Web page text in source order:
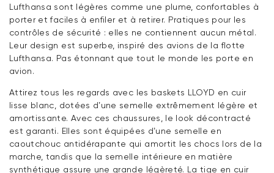
Lufthansa sont légères comme une plume, confortables à
porter et faciles à enfiler et à retirer. Pratiques pour les
contrôles de sécurité : elles ne contiennent aucun métal.
Leur design est superbe, inspiré des avions de la flotte
Lufthansa. Pas étonnant que tout le monde les porte en
avion.
Attirez tous les regards avec les baskets LLOYD en cuir
lisse blanc, dotées d’une semelle extrêmement légère et
amortissante. Avec ces chaussures, le look décontracté
est garanti. Elles sont équipées d’une semelle en
caoutchouc antidérapante qui amortit les chocs lors de la
marche, tandis que la semelle intérieure en matière
synthétique assure une grande légèreté. La tige en cuir